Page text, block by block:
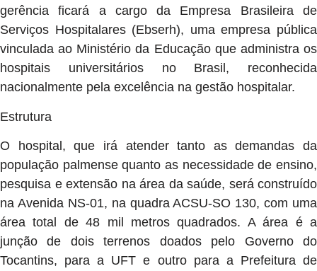
gerência ficará a cargo da Empresa Brasileira de
Serviços Hospitalares (Ebserh), uma empresa pública
vinculada ao Ministério da Educação que administra os
hospitais universitários no Brasil, reconhecida
nacionalmente pela excelência na gestão hospitalar.
Estrutura
O hospital, que irá atender tanto as demandas da
população palmense quanto as necessidade de ensino,
pesquisa e extensão na área da saúde, será construído
na Avenida NS-01, na quadra ACSU-SO 130, com uma
área total de 48 mil metros quadrados. A área é a
junção de dois terrenos doados pelo Governo do
Tocantins, para a UFT e outro para a Prefeitura de